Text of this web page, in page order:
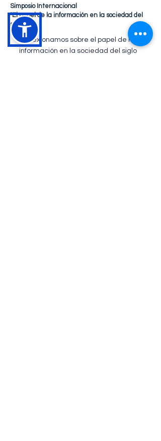
Simposio Internacional
"El papel de la información en la sociedad del
siglo XXI"
Reflexionamos sobre el papel de la
información en la sociedad del siglo